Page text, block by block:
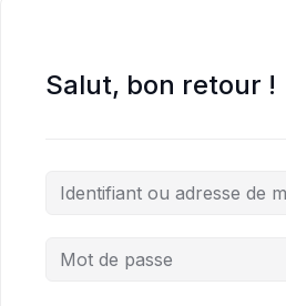
Salut, bon retour !